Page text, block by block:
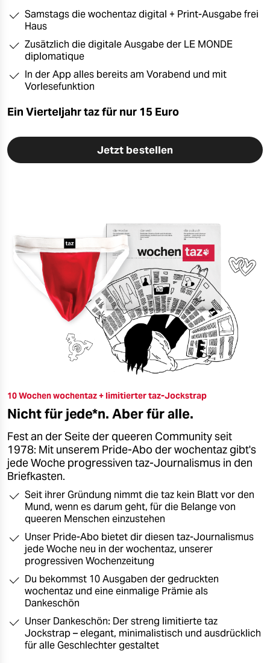
Samstags die wochentaz digital + Print-Ausgabe frei
Haus
Zusätzlich die digitale Ausgabe der LE MONDE
diplomatique
In der App alles bereits am Vorabend und mit
Vorlesefunktion
Ein Vierteljahr taz für nur 15 Euro
Jetzt bestellen
10 Wochen wochentaz + limitierter taz-Jockstrap
Nicht für jede*n. Aber für alle.
Fest an der Seite der queeren Community seit
1978: Mit unserem Pride-Abo der wochentaz gibt's
jede Woche progressiven taz-Journalismus in den
Briefkasten.
Seit ihrer Gründung nimmt die taz kein Blatt vor den
Mund, wenn es darum geht, für die Belange von
queeren Menschen einzustehen
Unser Pride-Abo bietet dir diesen taz-Journalismus
jede Woche neu in der wochentaz, unserer
progressiven Wochenzeitung
Du bekommst 10 Ausgaben der gedruckten
wochentaz und eine einmalige Prämie als
Dankeschön
Unser Dankeschön: Der streng limitierte taz
Jockstrap – elegant, minimalistisch und ausdrücklich
für alle Geschlechter gestaltet